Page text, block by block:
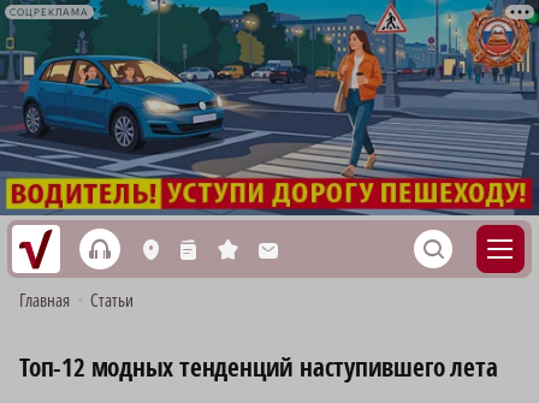
СОЦРЕКЛАМА
h L n s M S
Главная Статьи
Топ-12 модных тенденций наступившего лета